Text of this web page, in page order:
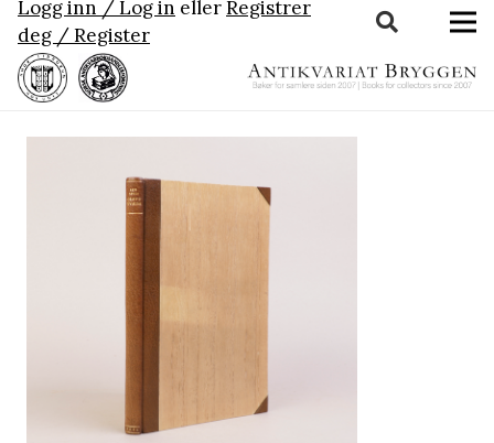
Logg inn / Log in ellerRegistrer
deg / Register